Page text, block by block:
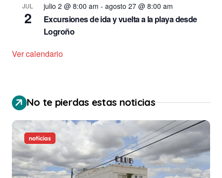
JUL
2
julio 2 @ 8:00 am - agosto 27 @ 8:00 am
Excursiones de ida y vuelta a la playa desde
Logroño
Ver calendario
No te pierdas estas noticias
noticias